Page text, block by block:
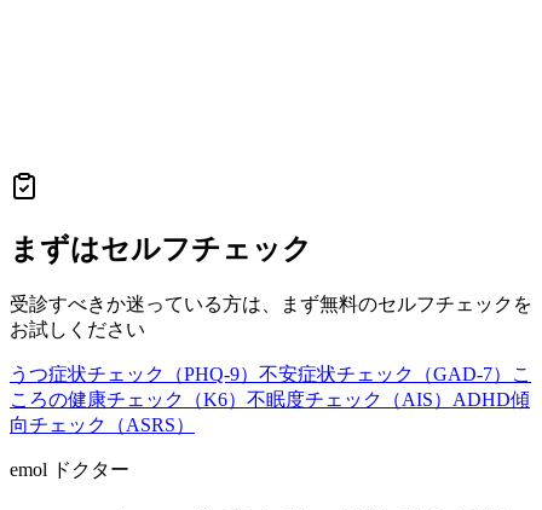
まずはセルフチェック
受診すべきか迷っている方は、まず無料のセルフチェックを
お試しください
うつ症状チェック（PHQ-9） 不安症状チェック（GAD-7）
こ
ころの健康チェック（K6） 不眠度チェック（AIS） ADHD傾
向チェック（ASRS）
emol ドクター